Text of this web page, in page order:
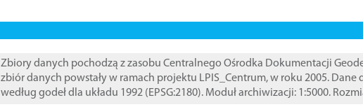
Zbiory danych pochodzą z zasobu Centralnego Ośrodka Dokumentacji
zbiór danych powstały w ramach projektu LPIS_Centrum, w roku 2005. Dane
według godeł dla układu 1992 (EPSG:2180). Moduł archiwizacji: 1:5000.